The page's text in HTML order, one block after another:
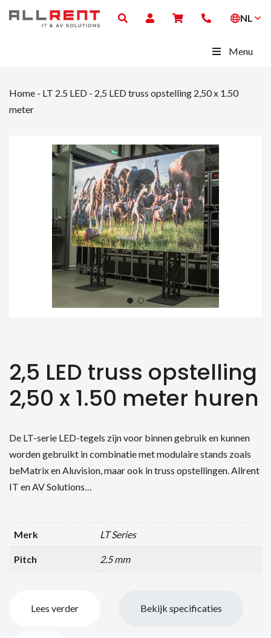
NL
Menu
Home - LT 2.5 LED - 2,5 LED truss opstelling 2,50 x 1.50
meter
2,5 LED truss opstelling
2,50 x 1.50 meter huren
De LT-serie LED-tegels zijn voor binnen gebruik en kunnen
worden gebruikt in combinatie met modulaire stands zoals
beMatrix en Aluvision, maar ook in truss opstellingen. Allrent
IT en AV Solutions…
Merk LT Series
Pitch 2.5 mm
Lees verder Bekijk specificaties